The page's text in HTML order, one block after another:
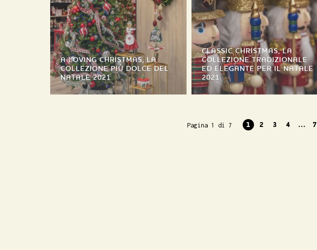
A LOVING CHRISTMAS, LA
COLLEZIONE PIÙ DOLCE DEL
NATALE 2021
CLASSIC CHRISTMAS, LA
COLLEZIONE TRADIZIONALE
ED ELEGANTE PER IL NATALE
2021
Pagina 1 di 7 1 2 3 4 … 7